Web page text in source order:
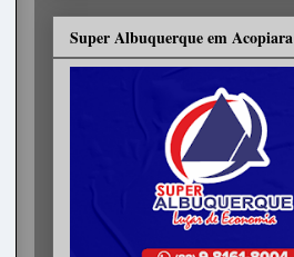
Super Albuquerque em Acopiara